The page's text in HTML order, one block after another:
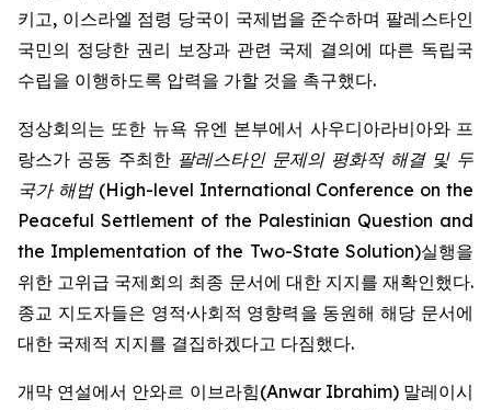
키고, 이스라엘 점령 당국이 국제법을 준수하며 팔레스타인
국민의 정당한 권리 보장과 관련 국제 결의에 따른 독립국
수립을 이행하도록 압력을 가할 것을 촉구했다.
정상회의는 또한 뉴욕 유엔 본부에서 사우디아라비아와 프
랑스가 공동 주최한 팔레스타인 문제의 평화적 해결 및 두
국가 해법 (High-level International Conference on the
Peaceful Settlement of the Palestinian Question and
the Implementation of the Two-State Solution)실행을
위한 고위급 국제회의 최종 문서에 대한 지지를 재확인했다.
종교 지도자들은 영적·사회적 영향력을 동원해 해당 문서에
대한 국제적 지지를 결집하겠다고 다짐했다.
개막 연설에서 안와르 이브라힘(Anwar Ibrahim) 말레이시